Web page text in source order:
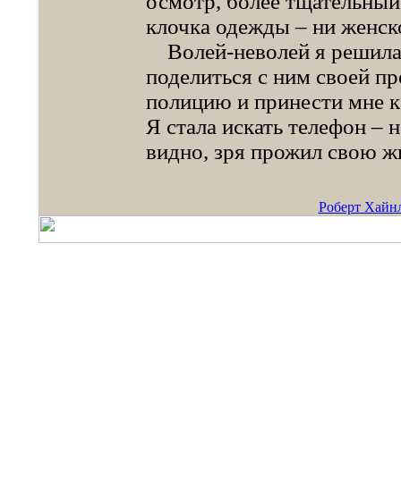
клочка одежды – ни
Волей-неволей я
поделиться с ним своей
полицию и принести мне
Я стала искать телефон –
видно, зря прожил свою
Роберт